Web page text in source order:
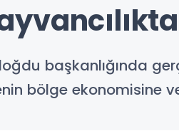
başkanlığında
bölge ekonomisine